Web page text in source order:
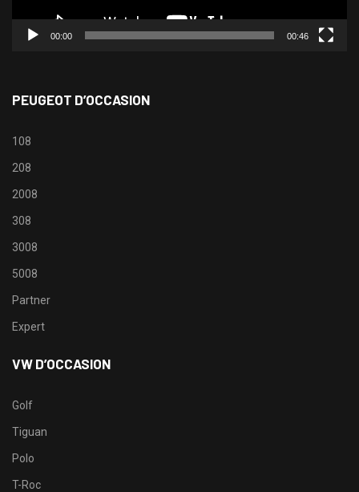
00:00 00:46
PEUGEOT D’OCCASION
108
208
2008
308
3008
5008
Partner
Expert
VW D’OCCASION
Golf
Tiguan
Polo
T-Roc